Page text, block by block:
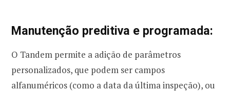
Manutenção preditiva e programada:
O Tandem permite a adição de parâmetros
personalizados, que podem ser campos
alfanuméricos (como a data da última inspeção), ou